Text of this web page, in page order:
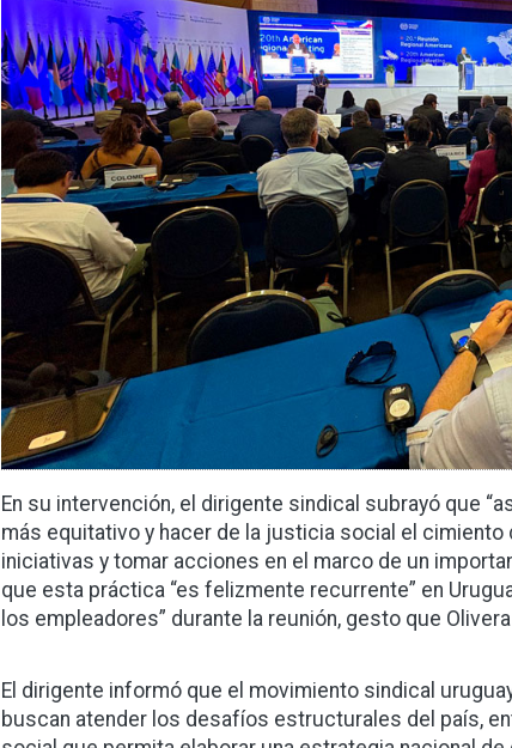
En su intervención, el dirigente sindical subrayó que
más equitativo y hacer de la justicia social el cimiento
iniciativas y tomar acciones en el marco de un
que esta práctica “es felizmente recurrente” en
los empleadores” durante la reunión, gesto que
El dirigente informó que el movimiento sindical
buscan atender los desafíos estructurales del país,